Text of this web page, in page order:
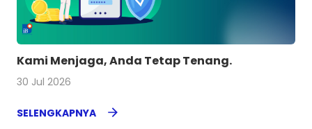
Kami Menjaga, Anda Tetap Tenang.
30 Jul 2026
SELENGKAPNYA